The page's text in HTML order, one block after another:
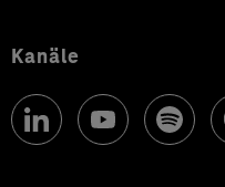
Kanäle